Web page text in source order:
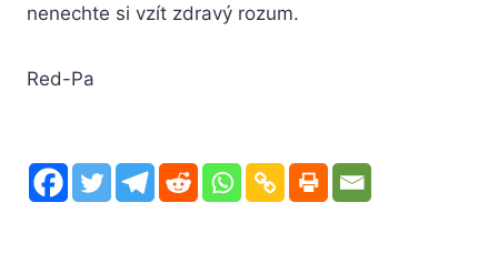
nenechte si vzít zdravý rozum.
Red-Pa